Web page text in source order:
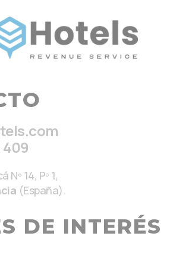
409
Nº 14, Pº 1,
(España).
DE INTERÉS